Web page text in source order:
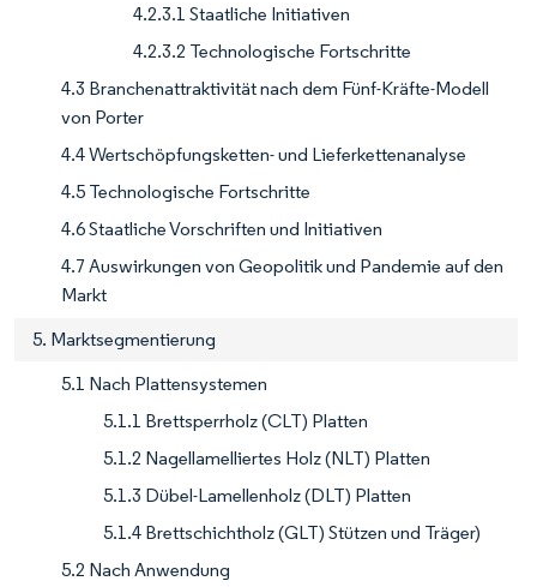
4.2.3.1 Staatliche Initiativen
4.2.3.2 Technologische Fortschritte
4.3 Branchenattraktivität nach dem Fünf-Kräfte-Modell
von Porter
4.4 Wertschöpfungsketten- und Lieferkettenanalyse
4.5 Technologische Fortschritte
4.6 Staatliche Vorschriften und Initiativen
4.7 Auswirkungen von Geopolitik und Pandemie auf den
Markt
5. Marktsegmentierung
5.1 Nach Plattensystemen
5.1.1 Brettsperrholz (CLT) Platten
5.1.2 Nagellamelliertes Holz (NLT) Platten
5.1.3 Dübel-Lamellenholz (DLT) Platten
5.1.4 Brettschichtholz (GLT) Stützen und Träger)
5.2 Nach Anwendung